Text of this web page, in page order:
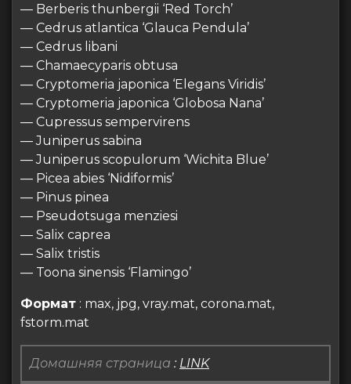
— Berberis thunbergii ‘Red Torch’
— Cedrus atlantica ‘Glauca Pendula’
— Cedrus libani
— Chamaecyparis obtusa
— Cryptomeria japonica ‘Elegans Viridis’
— Cryptomeria japonica ‘Globosa Nana’
— Cupressus sempervirens
— Juniperus sabina
— Juniperus scopulorum ‘Wichita Blue’
— Picea abies ‘Nidiformis’
— Pinus pinea
— Pseudotsuga menziesi
— Salix caprea
— Salix tristis
— Toona sinensis ‘Flamingo’
Формат : max, jpg, vray.mat, corona.mat,
fstorm.mat
Домашняя страница : LINK